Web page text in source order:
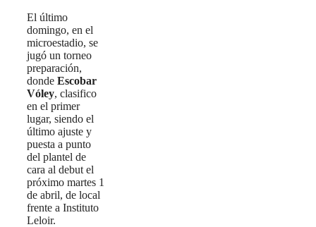
El último
domingo, en el
microestadio, se
jugó un torneo
preparación,
donde Escobar
Vóley, clasifico
en el primer
lugar, siendo el
último ajuste y
puesta a punto
del plantel de
cara al debut el
próximo martes 1
de abril, de local
frente a Instituto
Leloir.